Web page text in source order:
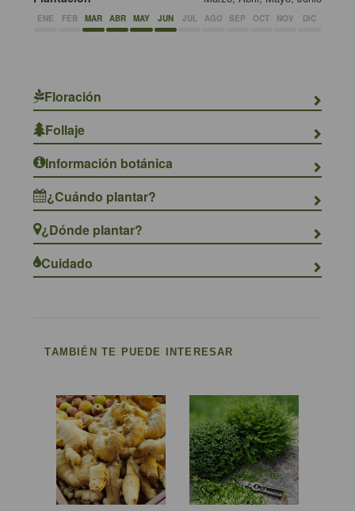
ENE FEB MAR ABR MAY JUN JUL AGO SEP OCT NOV DIC
Floración
Follaje
Información botánica
¿Cuándo plantar?
¿Dónde plantar?
Cuidado
TAMBIÉN TE PUEDE INTERESAR